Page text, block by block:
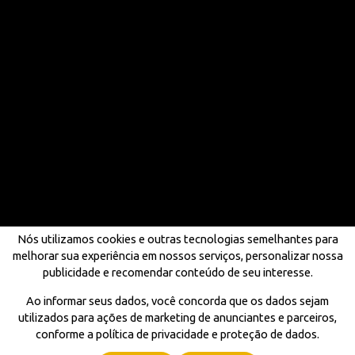
Nós utilizamos cookies e outras tecnologias semelhantes para
melhorar sua experiência em nossos serviços, personalizar nossa
publicidade e recomendar conteúdo de seu interesse.
Ao informar seus dados, você concorda que os dados sejam
utilizados para ações de marketing de anunciantes e parceiros,
conforme a política de privacidade e proteção de dados.